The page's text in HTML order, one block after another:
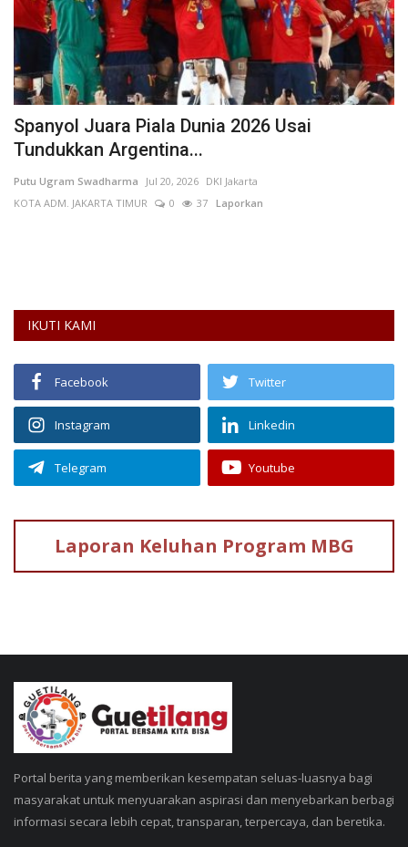
IKUTI KAMI
Facebook Twitter
Laporan KeluhanProgram MBG
Portal berita yang memberikan kesempatan seluas-luasnya bagi
Komplek Ketapang Indah Blok B2 No. 33 & 34 Jalan KH Zainul Arifin,
Jakarta 11140
Telepon (62-21) 6340960
BERITA PALING BANYAK DILIHAT BULAN INI
*HEBOH! Dr. Sri Untari Luncurkan "ASTARI"
Platform Aspirasi...